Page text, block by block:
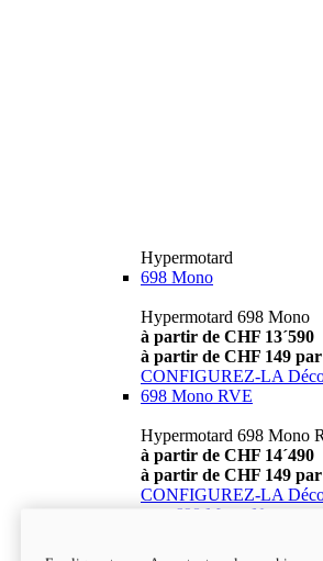
Hypermotard
698 Mono
Hypermotard 698 Mono
à partir de CHF 13´590
à partir de CHF 149
CONFIGUREZ-LA
698 Mono RVE
Hypermotard 698 Mono
à partir de CHF 14´490
à partir de CHF 149
CONFIGUREZ-LA
698 Mono Nera
Hypermotard 698 Mono